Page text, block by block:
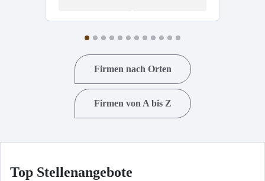
Firmen nach Orten
Firmen von A bis Z
Top Stellenangebote